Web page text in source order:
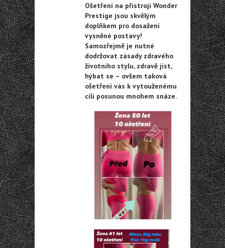
Ošetření na přístroji Wonder
Prestige jsou skvělým
doplňkem pro dosažení
vysněné postavy!
Samozřejmě je nutné
dodržovat zásady zdravého
životního stylu, zdravě jíst,
hýbat se – ovšem taková
ošetření vás k vytouženému
cíli posunou mnohem snáze.